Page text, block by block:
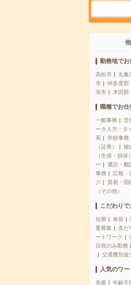
勤務地でお
高松市 丸亀
市
仲多度郡
寺市
木田郡
職種でお仕
一般事務 営
ータ入力・タ
系
学校事務
（証券）
秘
（生保・損保）
ー
通訳・翻
事務
広報・
グ
貿易・国
（その他）
こだわり
短期 単発
量募集
友だ
ートワーク
日祝のみ勤務
交通費別途
人気のワ
急募 年齢不